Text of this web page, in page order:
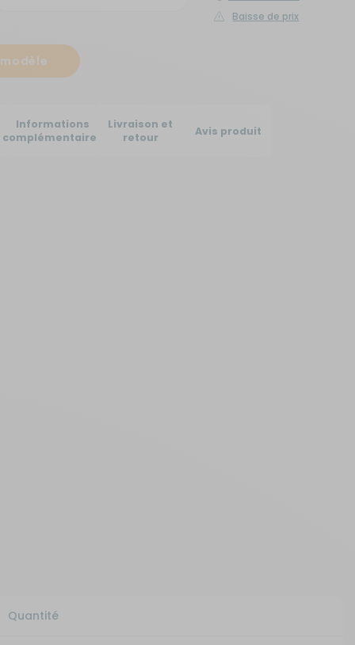
Créer un compteBaisse de prix
Informations
complémentaires
Livraison et
retour
Avis produit
Quantité